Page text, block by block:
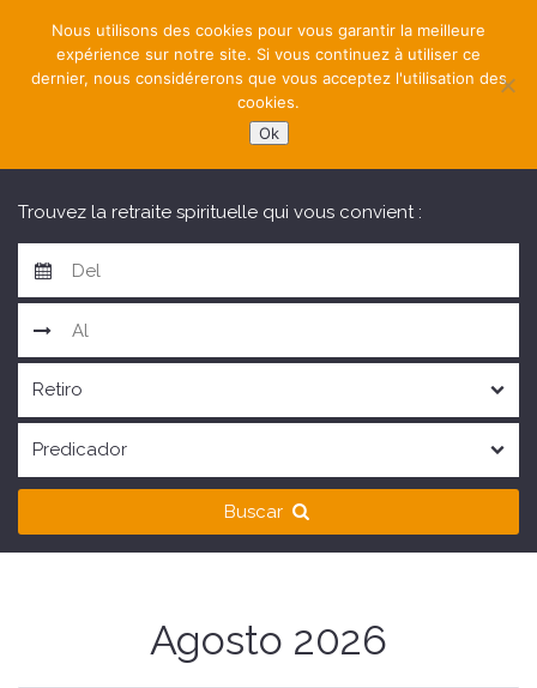
Trouvez la retraite spirituelle qui vous convient :
Buscar
Agosto 2026
Nous utilisons des cookies pour vous garantir la meilleure
expérience sur notre site. Si vous continuez à utiliser ce
dernier, nous considérerons que vous acceptez l'utilisation des
cookies.
Ok